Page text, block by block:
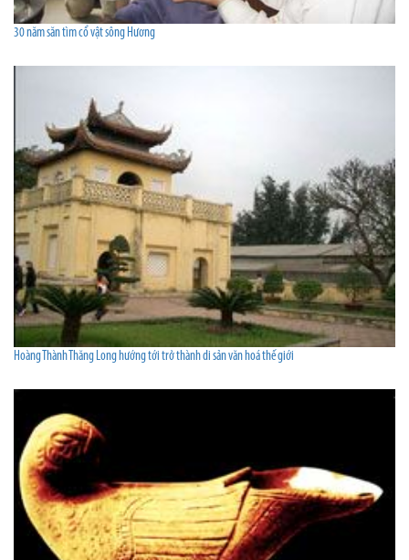
30 năm săn tìm cổ vật sông Hương
Hoàng Thành Thăng Long hướng tới trở thành di sản văn hoá thế giới